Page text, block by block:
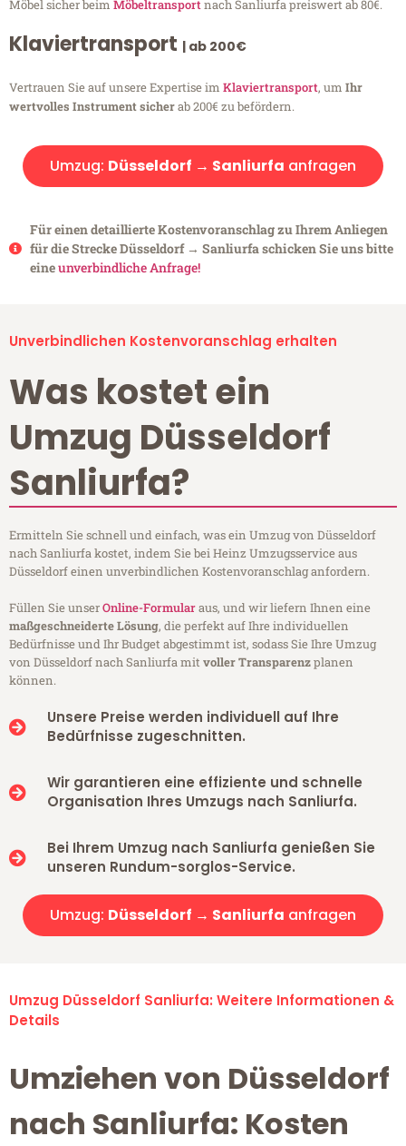
Möbel sicher beim Möbeltransportnach Sanliurfa preiswert ab 80€.
Klaviertransport | ab 200€
Vertrauen Sie auf unsere Expertise im Klaviertransport, um Ihr
wertvolles Instrument sicherab 200€ zu befördern.
Umzug: Düsseldorf → Sanliurfa anfragen
Für einen detaillierte Kostenvoranschlag zu Ihrem Anliegen
für die Strecke Düsseldorf → Sanliurfa schicken Sie uns bitte
eineunverbindliche Anfrage!
Unverbindlichen Kostenvoranschlag erhalten
Was kostet ein
Umzug Düsseldorf
Sanliurfa?
Ermitteln Sie schnell und einfach, was ein Umzug von Düsseldorf
nach Sanliurfa kostet, indem Sie bei Heinz Umzugsservice aus
Düsseldorf einen unverbindlichen Kostenvoranschlag anfordern.
Füllen Sie unserOnline-Formularaus, und wir liefern Ihnen eine
maßgeschneiderte Lösung, die perfekt auf Ihre individuellen
Bedürfnisse und Ihr Budget abgestimmt ist, sodass Sie Ihre Umzug
von Düsseldorf nach Sanliurfa mitvoller Transparenzplanen
können.
Unsere Preise werden individuell auf Ihre
Bedürfnisse zugeschnitten.
Wir garantieren eine effiziente und schnelle
Organisation Ihres Umzugs nach Sanliurfa.
Bei Ihrem Umzug nach Sanliurfa genießen Sie
unseren Rundum-sorglos-Service.
Umzug: Düsseldorf → Sanliurfa anfragen
Umzug Düsseldorf Sanliurfa: Weitere Informationen &
Details
Umziehen von Düsseldorf
nach Sanliurfa: Kosten